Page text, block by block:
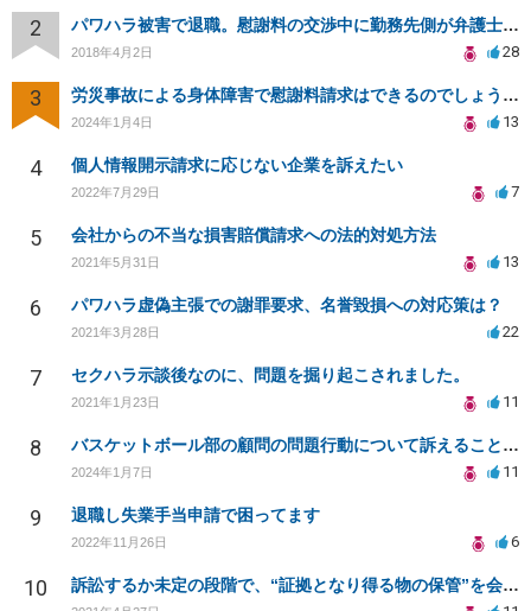
2 パワハラ被害で退職。慰謝料の交渉中に勤務先側が弁護士を立ててきました
2018年4月2日 28
3 労災事故による身体障害で慰謝料請求はできるのでしょうか？
2024年1月4日 13
4 個人情報開示請求に応じない企業を訴えたい
2022年7月29日 7
5 会社からの不当な損害賠償請求への法的対処方法
2021年5月31日 13
6 パワハラ虚偽主張での謝罪要求、名誉毀損への対応策は？
2021年3月28日 22
7 セクハラ示談後なのに、問題を掘り起こされました。
2021年1月23日 11
8 バスケットボール部の顧問の問題行動について訴えることは可能でしょうか？
2024年1月7日 11
9 退職し失業手当申請で困ってます
2022年11月26日 6
10 訴訟するか未定の段階で、“証拠となり得る物の保管”を会社に応じてもらえる方法は在りますか?